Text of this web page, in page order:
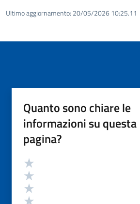
Ultimo aggiornamento: 20/05/2026 10:25.11
Quanto sono chiare le
informazioni su questa
pagina?
Valutazione